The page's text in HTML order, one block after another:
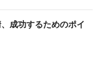
成功するためのポイ